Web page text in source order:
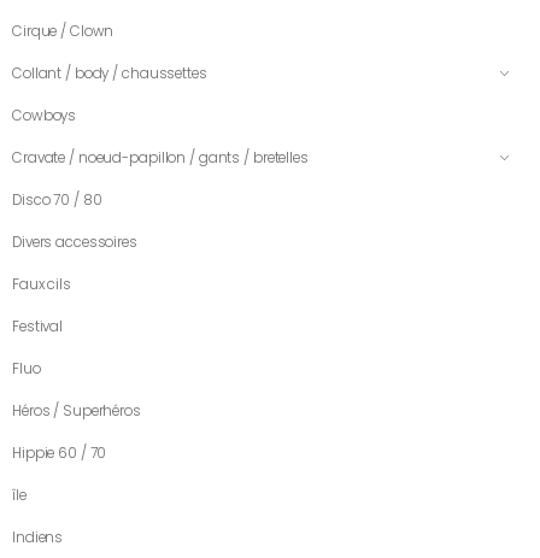
Cirque / Clown
Collant / body / chaussettes
Cowboys
Cravate / noeud-papillon / gants / bretelles
Disco 70 / 80
Divers accessoires
Faux cils
Festival
Fluo
Héros / Superhéros
Hippie 60 / 70
île
Indiens